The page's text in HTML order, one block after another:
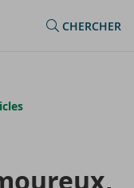
CHERCHER